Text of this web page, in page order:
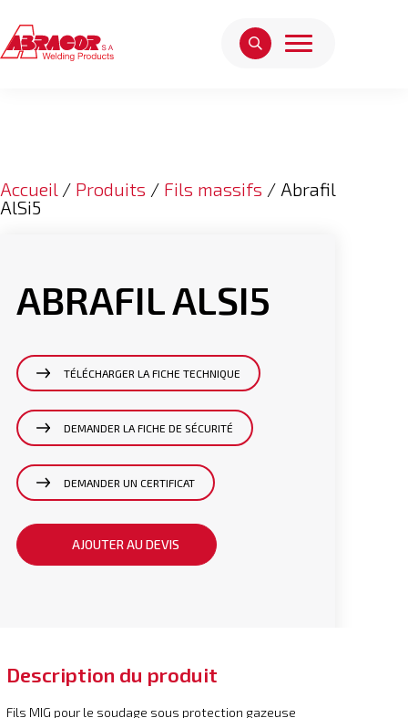
Accueil / Produits / Fils massifs / Abrafil
AlSi5
ABRAFIL ALSI5
TÉLÉCHARGER LA FICHE TECHNIQUE
DEMANDER LA FICHE DE SÉCURITÉ
DEMANDER UN CERTIFICAT
AJOUTER AU DEVIS
Description du produit
Fils MIG pour le soudage sous protection gazeuse